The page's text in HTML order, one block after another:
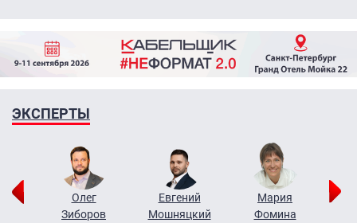
ЭКСПЕРТЫ
Олег
Зиборов
Евгений
Мошняцкий
Мария
Фомина